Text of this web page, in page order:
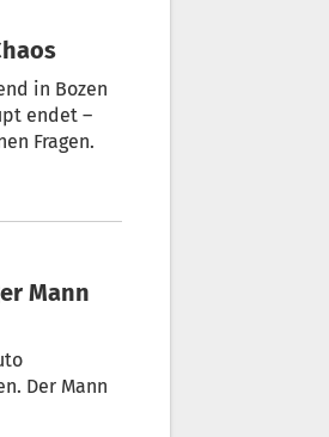
Chaos
in Bozen
endet –
Fragen.
Mann
Der Mann